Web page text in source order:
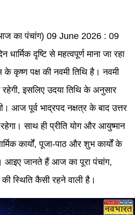
का पंचांग) 09 June 2026 : 09
दृष्टि से महत्वपूर्ण माना जा रहा
कृष्ण पक्ष की नवमी तिथि है। नवमी
इसलिए उदया तिथि के अनुसार
आज पूर्व भाद्रपद नक्षत्र के बाद उत्तर
साथ ही प्रीति योग और आयुष्मान
कार्यों, पूजा-पाठ और शुभ कार्यों के
आइए जानते हैं आज का पूरा पंचांग,
स्थिति कैसी रहने वाली है।